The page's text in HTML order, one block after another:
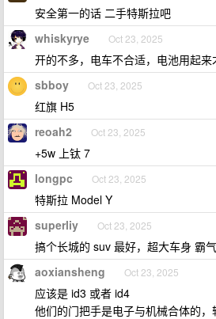
安全第一的话 二手特斯拉吧
whiskyrye Oct 23, 2025
开的不多，电车不合适，电池用起来
sbboy Oct 23, 2025
红旗 H5
reoah2 Oct 23, 2025
+5w 上钛 7
longpc Oct 23, 2025
特斯拉 Model Y
superliy Oct 23, 2025
搞个长城的 suv 最好，超大车身 霸
aoxiansheng Oct 23, 2025
应该是 id3 或者 id4
他们的门把手是电子与机械合体的，